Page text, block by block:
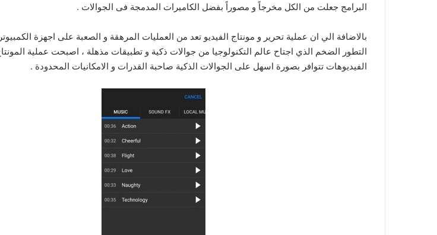
البرامج جعلت من الكل مخرجاً و مصوراً بفضل الكاميرات المدمجة فى الجوالات .
بالاضافة الي ان عملية تحرير و مونتاج الفيديو تعد من العمليات المرهقة و الصعبة على اجهزة
التطور الضخم الذي اجتاح عالم التكنولوجيا من جوالات ذكية و تطبيقات مذهلة ، اصبحت عملية
الفيديوهات تتوافر بصورة اسهل على الجوالات الذكية صاحبة القدرات و الامكانيات المحدودة .